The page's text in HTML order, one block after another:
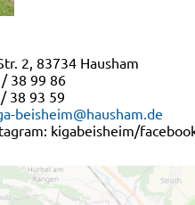
2, 83734 Hausham
38 99 86
38 93 59
beisheim@hausham.de
kigabeisheim/